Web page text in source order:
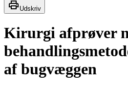
Udskriv
Kirurgi afprøver
af bugvæggen